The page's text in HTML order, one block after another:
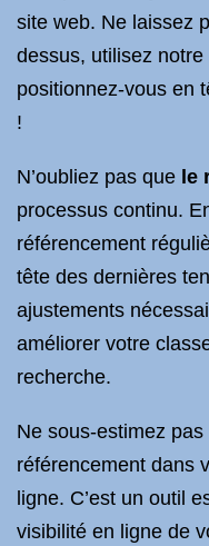
site web. Ne laissez
dessus, utilisez notre
positionnez-vous en
!
N’oubliez pas que le
processus continu.
référencement
tête des dernières
ajustements
améliorer votre
recherche.
Ne sous-estimez
référencement dans
ligne. C’est un outil
visibilité en ligne de